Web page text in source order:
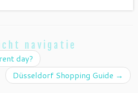
navigatie
day?
Düsseldorf Shopping Guide →